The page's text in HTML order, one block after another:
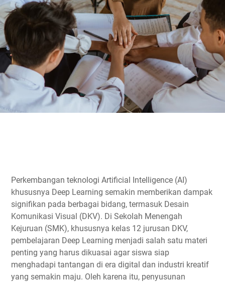
Perkembangan teknologi Artificial Intelligence (AI)
khususnya Deep Learning semakin memberikan dampak
signifikan pada berbagai bidang, termasuk Desain
Komunikasi Visual (DKV). Di Sekolah Menengah
Kejuruan (SMK), khususnya kelas 12 jurusan DKV,
pembelajaran Deep Learning menjadi salah satu materi
penting yang harus dikuasai agar siswa siap
menghadapi tantangan di era digital dan industri kreatif
yang semakin maju. Oleh karena itu, penyusunan